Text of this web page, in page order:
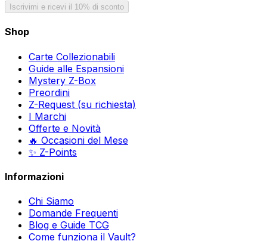
Iscrivimi e ricevi il 10% di sconto
Shop
Carte Collezionabili
Guide alle Espansioni
Mystery Z-Box
Preordini
Z-Request (su richiesta)
I Marchi
Offerte e Novità
🔥 Occasioni del Mese
✨ Z-Points
Informazioni
Chi Siamo
Domande Frequenti
Blog e Guide TCG
Come funziona il Vault?